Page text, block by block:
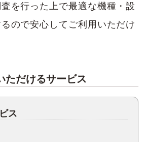
を行った上で最適な機種・設
ので安心してご利用いただけ
ただけるサービス
ス